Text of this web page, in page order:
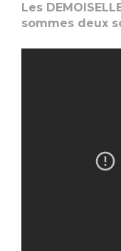
Les
sommes deux